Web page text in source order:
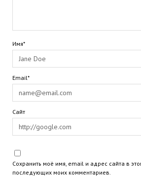
Имя*
Email*
Сайт
Сохранить моё имя, email и адрес сайта в
последующих моих комментариев.